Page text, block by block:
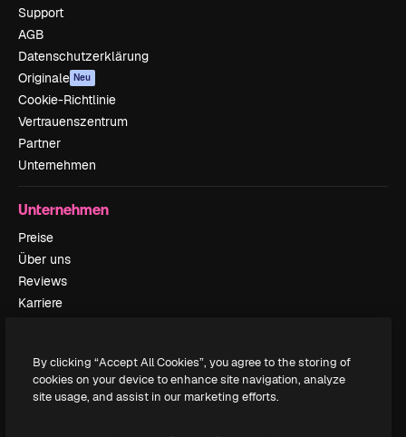
Support
AGB
Datenschutzerklärung
Originale Neu
Cookie-Richtlinie
Vertrauenszentrum
Partner
Unternehmen
Unternehmen
Preise
Über uns
Reviews
Karriere
Veranstaltungen
Slidesgo
By clicking “Accept All Cookies”, you agree to the storing of
cookies on your device to enhance site navigation, analyze
site usage, and assist in our marketing efforts.